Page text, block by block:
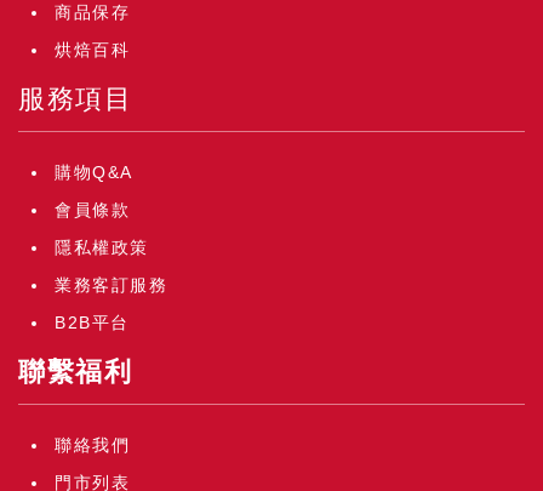
商品保存
烘焙百科
服務項目
購物Q&A
會員條款
隱私權政策
業務客訂服務
B2B平台
聯繫福利
聯絡我們
門市列表